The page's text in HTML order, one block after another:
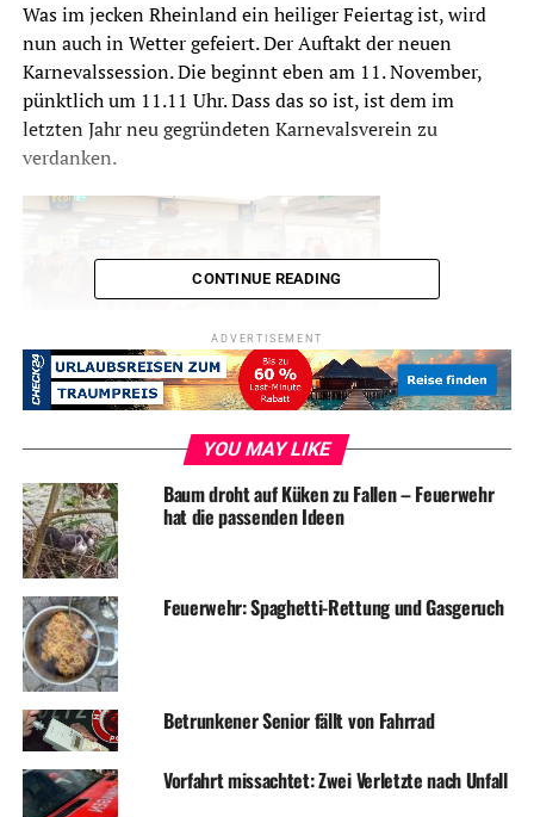
Was im jecken Rheinland ein heiliger Feiertag ist, wird
nun auch in Wetter gefeiert. Der Auftakt der neuen
Karnevalssession. Die beginnt eben am 11. November,
pünktlich um 11.11 Uhr. Dass das so ist, ist dem im
letzten Jahr neu gegründeten Karnevalsverein zu
verdanken.
Wie schon im letzten Karnevals-Jahr gibt es auch diesmal
große Partys zu Weiberfastnacht , am Karnevals-Samstag
und an Rosenmontag.
RELATED TOPICS: KARNEVAL NEWS
CONTINUE READING
ADVERTISEMENT
YOU MAY LIKE
Baum droht auf Küken zu Fallen – Feuerwehr
hat die passenden Ideen
Feuerwehr: Spaghetti-Rettung und Gasgeruch
Betrunkener Senior fällt von Fahrrad
Vorfahrt missachtet: Zwei Verletzte nach Unfall